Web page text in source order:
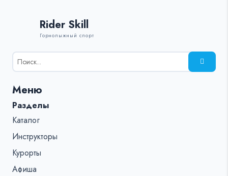
Rider Skill
Горнолыжный спорт
Результаты
поиска
%s:
Меню
Разделы
Каталог
Инструкторы
Курорты
Афиша